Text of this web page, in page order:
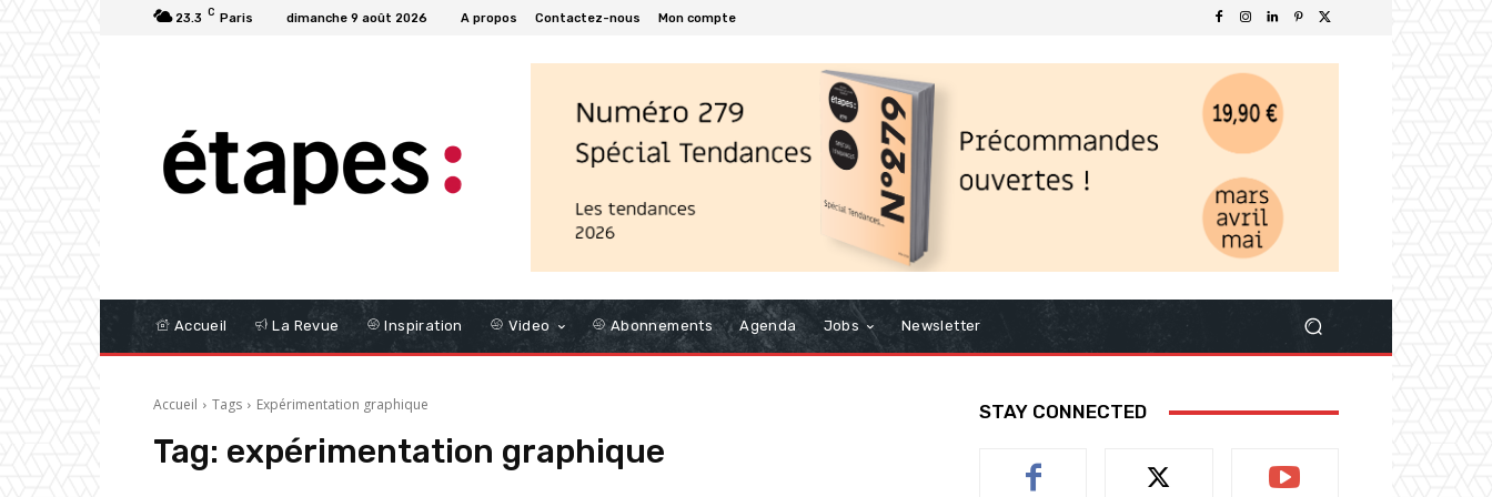
23.3 C Paris dimanche 9 août 2026 A propos Contactez-nous Mon compte
Accueil La Revue Inspiration Video Abonnements Agenda Jobs Newsletter
Accueil Tags Expérimentation graphique
Tag: expérimentation graphique
STAY CONNECTED